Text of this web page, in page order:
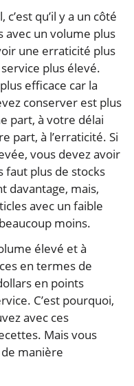
c’est qu’il y a un côté
avec un volume plus
une erraticité plus
plus élevé.
efficace car la
conserver est plus
part, à votre délai
part, à l’erraticité. Si
vous devez avoir
faut plus de stocks
davantage, mais,
avec un faible
moins.
élevé et à
en termes de
en points
C’est pourquoi,
avec ces
Mais vous
manière